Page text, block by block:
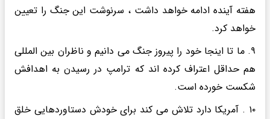
هفته آینده ادامه خواهد داشت ، سرنوشت این جنگ را تعیین
خواهد کرد.
۹. ما تا اینجا خود را پیروز جنگ می دانیم و ناظران بین المللی
هم حداقل اعتراف کرده اند که ترامپ در رسیدن به اهدافش
شکست خورده است.
۱۰ . آمریکا دارد تلاش می کند برای خودش دستاوردهایی خلق